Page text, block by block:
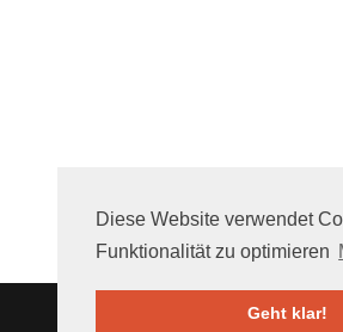
Diese Website verwendet
Funktionalität zu optimieren
Geht klar!